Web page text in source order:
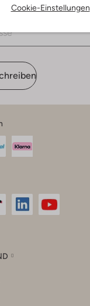
Cookie-Einstellungen